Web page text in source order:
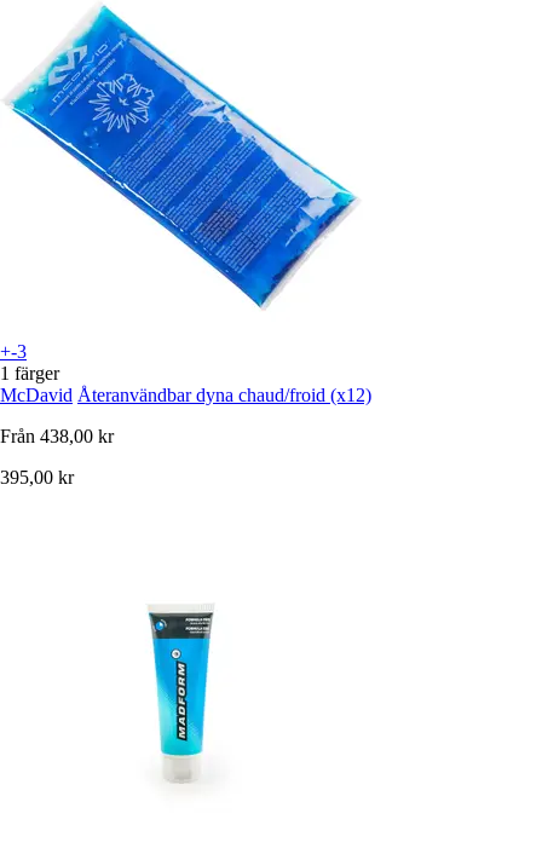
+-3
1 färger
McDavid Återanvändbar dyna chaud/froid (x12)
Från 438,00 kr
395,00 kr